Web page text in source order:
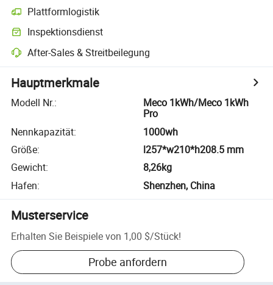
Plattformlogistik
Inspektionsdienst
After-Sales & Streitbeilegung
Hauptmerkmale
Modell Nr.:
Meco 1kWh/Meco 1kWh
Pro
Nennkapazität:
1000wh
Größe:
l257*w210*h208.5 mm
Gewicht:
8,26kg
Hafen: Shenzhen, China
Musterservice
Erhalten Sie Beispiele von 1,00 $/Stück!
Probe anfordern